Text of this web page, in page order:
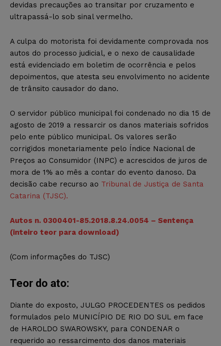
devidas precauções ao transitar por cruzamento e
ultrapassá-lo sob sinal vermelho.
A culpa do motorista foi devidamente comprovada nos
autos do processo judicial, e o nexo de causalidade
está evidenciado em boletim de ocorrência e pelos
depoimentos, que atesta seu envolvimento no acidente
de trânsito causador do dano.
O servidor público municipal foi condenado no dia 15 de
agosto de 2019 a ressarcir os danos materiais sofridos
pelo ente público municipal. Os valores serão
corrigidos monetariamente pelo Índice Nacional de
Preços ao Consumidor (INPC) e acrescidos de juros de
mora de 1% ao mês a contar do evento danoso. Da
decisão cabe recurso ao Tribunal de Justiça de Santa
Catarina (TJSC).
Autos n. 0300401-85.2018.8.24.0054 – Sentença
(inteiro teor para download)
(Com informações do TJSC)
Teor do ato:
Diante do exposto, JULGO PROCEDENTES os pedidos
formulados pelo MUNICÍPIO DE RIO DO SUL em face
de HAROLDO SWAROWSKY, para CONDENAR o
requerido ao ressarcimento dos danos materiais